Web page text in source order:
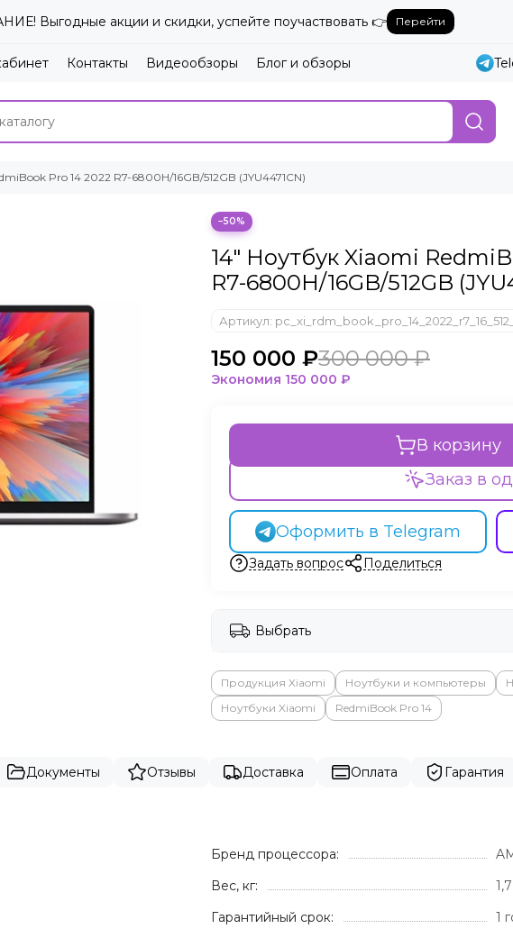
Выгодные акции и скидки, успейте поучаствовать 👉 Перейти
Контакты Видеообзоры Блог и обзоры
Pro 14 2022 R7-6800H/16GB/512GB (JYU4471CN)
−50%
14" Ноутбук Xiaomi
R7-6800H/16GB/512GB
Артикул:
150 000 ₽300 000 ₽
Экономия 150 000 ₽
В корзину
Оформить в Telegram
Заказ в
Задать вопрос Поделиться
Выбрать
Продукция Xiaomi Ноутбуки и компьютеры
Ноутбуки Xiaomi
RedmiBook Pro 14
Документы Отзывы Доставка Оплата Гарантия
Бренд процессора:
Вес, кг:
1,7
Гарантийный срок:
1